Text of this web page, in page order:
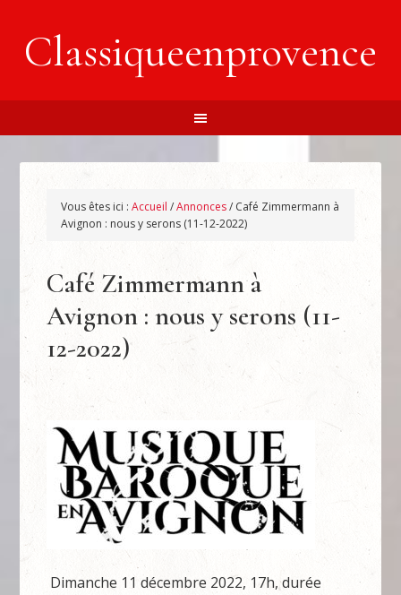
Classiqueenprovence
Vous êtes ici :Accueil /Annonces/ Café Zimmermann à
Avignon : nous y serons (11-12-2022)
Café Zimmermann à
Avignon : nous y serons (11-
12-2022)
Dimanche 11 décembre 2022, 17h, durée